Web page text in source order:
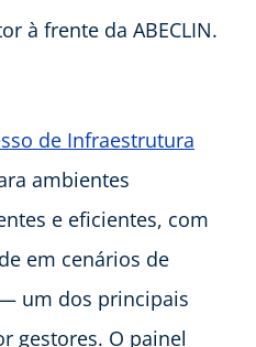
à frente da ABECLIN.
de Infraestrutura
ambientes
e eficientes, com
em cenários de
um dos principais
gestores. O painel